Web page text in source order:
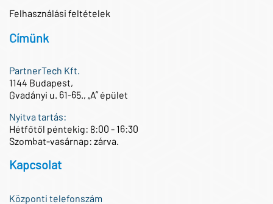
Felhasználási feltételek
Címünk
PartnerTech Kft.
1144 Budapest,
Gvadányi u. 61-65., „A” épület
Nyitva tartás:
Hétfőtől péntekig: 8:00 - 16:30
Szombat-vasárnap: zárva.
Kapcsolat
Központi telefonszám